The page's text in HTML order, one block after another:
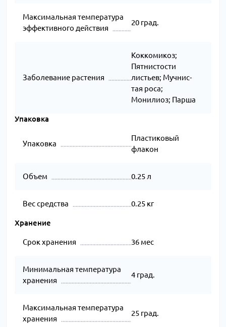
Максимальная температура
эффективного действия
20 град.
Заболевание растения
Коккомикоз;
Пятнистости
листьев; Муч­нис­
тая ро­са;
Монилиоз; Парша
Упаковка
Упаковка
Пластиковый
флакон
Объем 0.25 л
Вес средства 0.25 кг
Хранение
Срок хранения 36 мес
Минимальная температура
хранения
4 град.
Максимальная температура
хранения
25 град.